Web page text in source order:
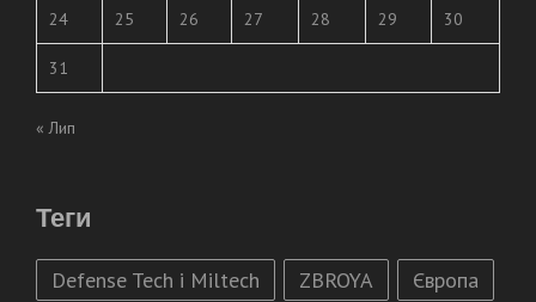
24 25 26 27 28 29 30
31
« Лип
Теги
Defense Tech і Miltech ZBROYA
Європа